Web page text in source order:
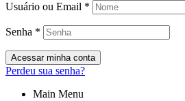
Usuário ou Email *
Senha *
Acessar minha conta
Perdeu sua senha?
Main Menu